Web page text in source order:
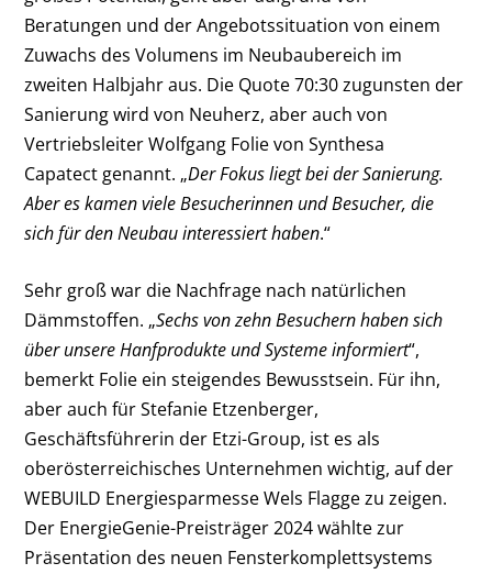
Beratungen und der Angebotssituation von einem
Zuwachs des Volumens im Neubaubereich im
zweiten Halbjahr aus. Die Quote 70:30 zugunsten der
Sanierung wird von Neuherz, aber auch von
Vertriebsleiter Wolfgang Folie von Synthesa
Capatect genannt. „Der Fokus liegt bei der Sanierung.
Aber es kamen viele Besucherinnen und Besucher, die
sich für den Neubau interessiert haben.“
Sehr groß war die Nachfrage nach natürlichen
Dämmstoffen. „Sechs von zehn Besuchern haben sich
über unsere Hanfprodukte und Systeme informiert“,
bemerkt Folie ein steigendes Bewusstsein. Für ihn,
aber auch für Stefanie Etzenberger,
Geschäftsführerin der Etzi-Group, ist es als
oberösterreichisches Unternehmen wichtig, auf der
WEBUILD Energiesparmesse Wels Flagge zu zeigen.
Der EnergieGenie-Preisträger 2024 wählte zur
Präsentation des neuen Fensterkomplettsystems